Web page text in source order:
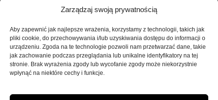
Zarządzaj swoją prywatnością
Aby zapewnić jak najlepsze wrażenia, korzystamy z technologii, takich jak
pliki cookie, do przechowywania i/lub uzyskiwania dostępu do informacji o
urządzeniu. Zgoda na te technologie pozwoli nam przetwarzać dane, takie
jak zachowanie podczas przeglądania lub unikalne identyfikatory na tej
stronie. Brak wyrażenia zgody lub wycofanie zgody może niekorzystnie
wpłynąć na niektóre cechy i funkcje.
CONTAINERS AND NAPKINS
COOLERS/ICE CONTAINERS
SALT/PEPPER SHAKERS
SECURE DELIVERY